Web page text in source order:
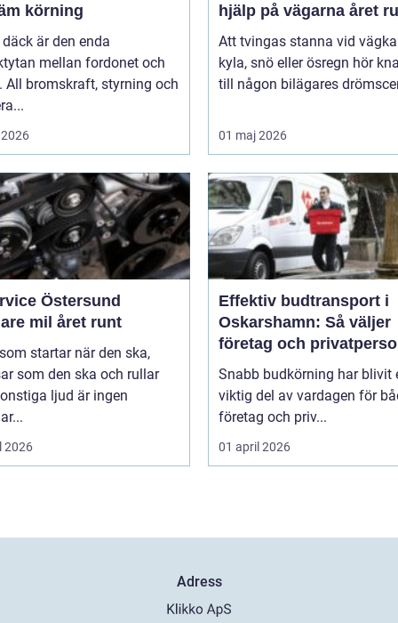
körning
är den enda
mellan fordonet och
All bromskraft, styrning och
hjälp på vägarna året
Att tvingas stanna vid
kyla, snö eller ösregn hör
till någon bilägares
01 maj 2026
Östersund
mil året runt
startar när den ska,
som den ska och rullar
ljud är ingen
2026
Effektiv budtransport i
Oskarshamn: Så väljer
företag och
rätt lösning
Snabb budkörning har blivit
viktig del av vardagen för
företag och priv...
01 april 2026
Adress